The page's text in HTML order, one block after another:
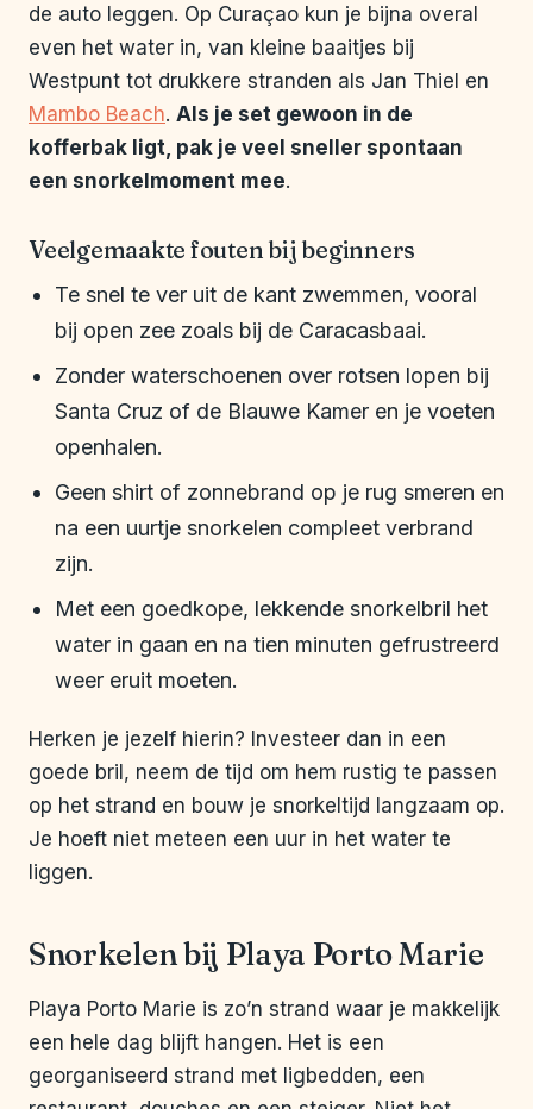
de auto leggen. Op Curaçao kun je bijna overal
even het water in, van kleine baaitjes bij
Westpunt tot drukkere stranden als Jan Thiel en
Mambo Beach. Als je set gewoon in de
kofferbak ligt, pak je veel sneller spontaan
een snorkelmoment mee.
Veelgemaakte fouten bij beginners
Te snel te ver uit de kant zwemmen, vooral
bij open zee zoals bij de Caracasbaai.
Zonder waterschoenen over rotsen lopen bij
Santa Cruz of de Blauwe Kamer en je voeten
openhalen.
Geen shirt of zonnebrand op je rug smeren en
na een uurtje snorkelen compleet verbrand
zijn.
Met een goedkope, lekkende snorkelbril het
water in gaan en na tien minuten gefrustreerd
weer eruit moeten.
Herken je jezelf hierin? Investeer dan in een
goede bril, neem de tijd om hem rustig te passen
op het strand en bouw je snorkeltijd langzaam op.
Je hoeft niet meteen een uur in het water te
liggen.
Snorkelen bij Playa Porto Marie
Playa Porto Marie is zo’n strand waar je makkelijk
een hele dag blijft hangen. Het is een
georganiseerd strand met ligbedden, een